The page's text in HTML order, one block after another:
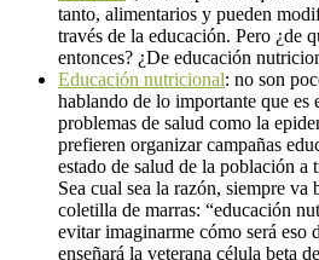
tanto, alimentarios y pueden
través de la educación. Pero ¿de
entonces? ¿De educación
Educación nutricional: no son
hablando de lo importante que es
problemas de salud como la
prefieren organizar campañas
estado de salud de la población a
Sea cual sea la razón, siempre va
coletilla de marras: “educación
evitar imaginarme cómo será eso
enseñará la veterana célula beta